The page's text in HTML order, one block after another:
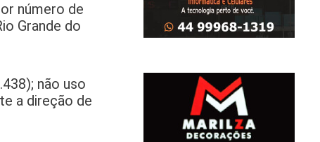
número de
Grande do
não uso
a direção de